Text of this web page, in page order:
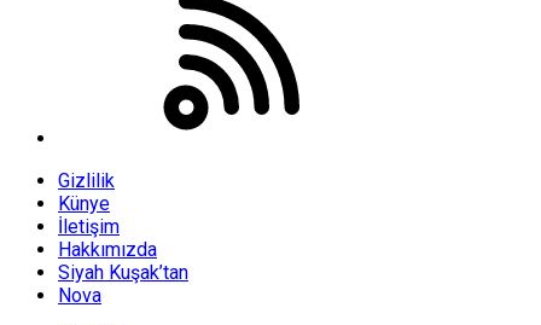
Gizlilik
Künye
İletişim
Hakkımızda
Siyah Kuşak’tan
Nova